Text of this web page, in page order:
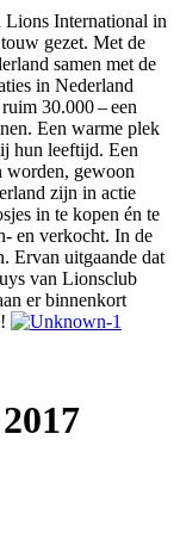
Lions International in
gezet. Met de
samen met de
in Nederland
30.000 – een
Een warme plek
hun leeftijd. Een
worden, gewoon
zijn in actie
in te kopen én te
en verkocht. In de
Ervan uitgaande dat
van Lionsclub
er binnenkort